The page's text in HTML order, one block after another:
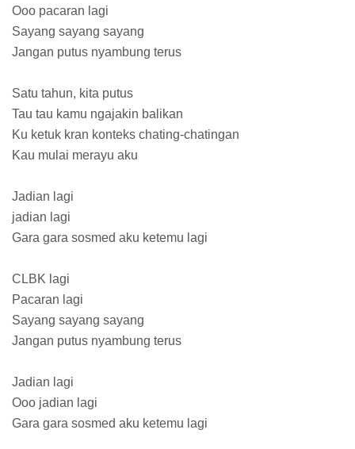
Ooo pacaran lagi
Sayang sayang sayang
Jangan putus nyambung terus
Satu tahun, kita putus
Tau tau kamu ngajakin balikan
Ku ketuk kran konteks chating-chatingan
Kau mulai merayu aku
Jadian lagi
jadian lagi
Gara gara sosmed aku ketemu lagi
CLBK lagi
Pacaran lagi
Sayang sayang sayang
Jangan putus nyambung terus
Jadian lagi
Ooo jadian lagi
Gara gara sosmed aku ketemu lagi